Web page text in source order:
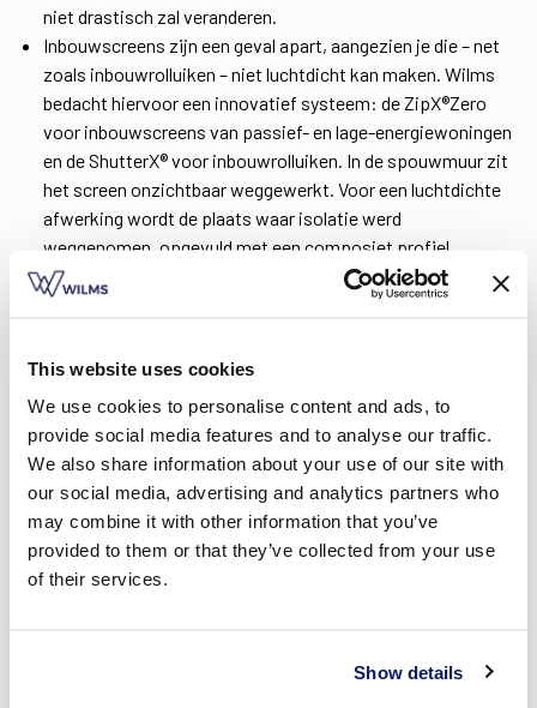
This website uses cookies
We use cookies to personalise content and ads, to
provide social media features and to analyse our traffic.
We also share information about your use of our site with
our social media, advertising and analytics partners who
may combine it with other information that you’ve
provided to them or that they’ve collected from your use
of their services.
Show details
niet drastisch zal veranderen.
Inbouwscreens zijn een geval apart, aangezien je die – net
zoals inbouwrolluiken – niet luchtdicht kan maken. Wilms
bedacht hiervoor een innovatief systeem: de ZipX®Zero
voor inbouwscreens van passief- en lage-energiewoningen
en de ShutterX® voor inbouwrolluiken. In de spouwmuur zit
het screen onzichtbaar weggewerkt. Voor een luchtdichte
afwerking wordt de plaats waar isolatie werd
weggenomen, opgevuld met een composiet profiel.
Meer weten over onze soorten zonwering en de ZipX®Zero?